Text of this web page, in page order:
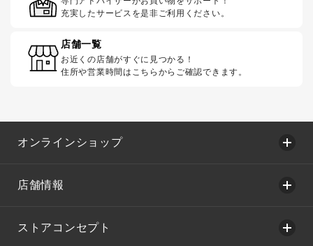
充実したサービスを是非ご利用ください。
店舗一覧
お近くの店舗がすぐに見つかる！
住所や営業時間はこちらからご確認できます。
オンラインショップ
店舗情報
ストアコンセプト